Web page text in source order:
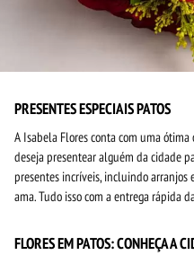
PRESENTES ESPECIAIS PATOS
A Isabela Flores conta com uma
deseja presentear alguém da cidade
presentes incríveis, incluindo arranjos
ama. Tudo isso com a entrega rápida
FLORES EM PATOS: CONHEÇA A